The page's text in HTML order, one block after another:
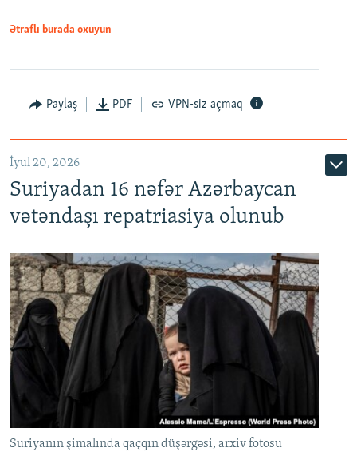
Auto
Ətraflı burada oxuyun
Paylaş PDF VPN-siz açmaq
İyul 20, 2026
Suriyadan 16 nəfər Azərbaycan
vətəndaşı repatriasiya olunub
Suriyanın şimalında qaçqın düşərgəsi, arxiv fotosu